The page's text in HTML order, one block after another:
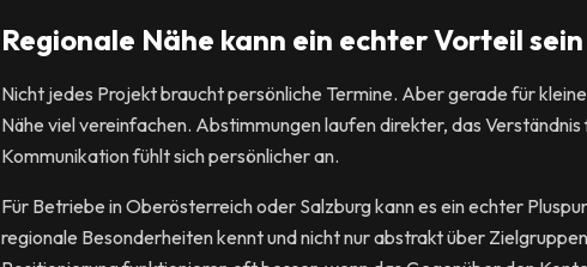
Regionale Nähe kann ein echter Vorteil sein
Nicht jedes Projekt braucht persönliche Termine. Aber gerade für
Nähe viel vereinfachen. Abstimmungen laufen direkter, das
Kommunikation fühlt sich persönlicher an.
Für Betriebe in Oberösterreich oder Salzburg kann es ein echter
regionale Besonderheiten kennt und nicht nur abstrakt über